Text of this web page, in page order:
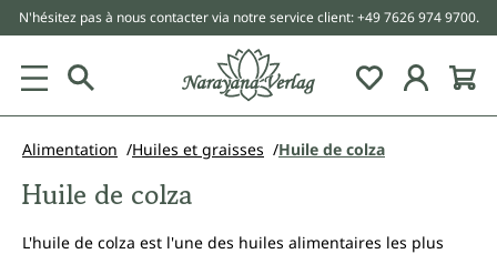
principal
N'hésitez pas à nous contacter via notre service client: +49 7626 974 9700.
Alimentation Huiles et graisses Huile de colza
Huile de colza
L'huile de colza est l'une des huiles alimentaires les plus